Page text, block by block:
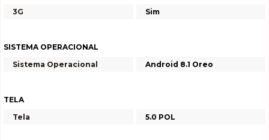
3G
Sim
SISTEMA OPERACIONAL
Sistema Operacional
Android 8.1 Oreo
TELA
Tela
5.0 POL